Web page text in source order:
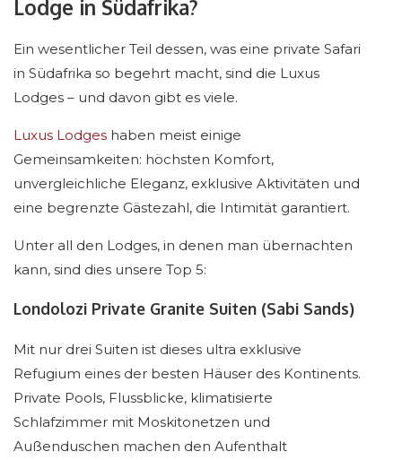
Lodge in Südafrika?
Ein wesentlicher Teil dessen, was eine private Safari
in Südafrika so begehrt macht, sind die Luxus
Lodges – und davon gibt es viele.
Luxus Lodges haben meist einige
Gemeinsamkeiten: höchsten Komfort,
unvergleichliche Eleganz, exklusive Aktivitäten und
eine begrenzte Gästezahl, die Intimität garantiert.
Unter all den Lodges, in denen man übernachten
kann, sind dies unsere Top 5:
Londolozi Private Granite Suiten (Sabi Sands)
Mit nur drei Suiten ist dieses ultra exklusive
Refugium eines der besten Häuser des Kontinents.
Private Pools, Flussblicke, klimatisierte
Schlafzimmer mit Moskitonetzen und
Außenduschen machen den Aufenthalt